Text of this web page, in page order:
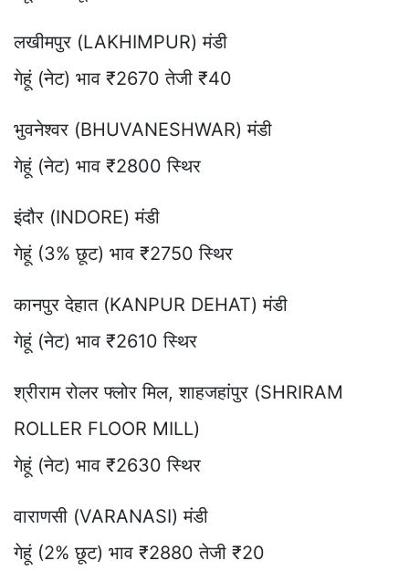
लखीमपुर (LAKHIMPUR) मंडी
गेहूं (नेट) भाव ₹2670 तेजी ₹40
भुवनेश्वर (BHUVANESHWAR) मंडी
गेहूं (नेट) भाव ₹2800 स्थिर
इंदौर (INDORE) मंडी
गेहूं (3% छूट) भाव ₹2750 स्थिर
कानपुर देहात (KANPUR DEHAT) मंडी
गेहूं (नेट) भाव ₹2610 स्थिर
श्रीराम रोलर फ्लोर मिल, शाहजहांपुर (SHRIRAM
ROLLER FLOOR MILL)
गेहूं (नेट) भाव ₹2630 स्थिर
वाराणसी (VARANASI) मंडी
गेहूं (2% छूट) भाव ₹2880 तेजी ₹20